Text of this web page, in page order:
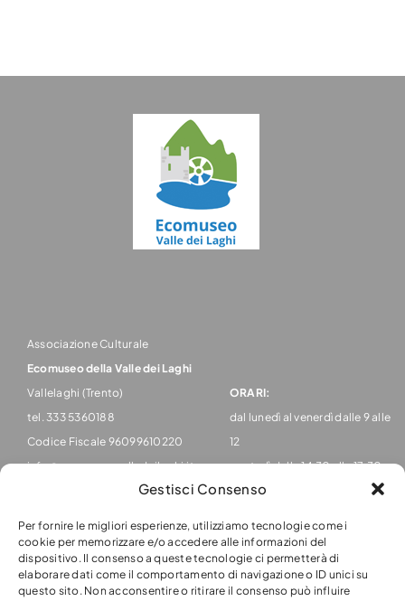
Gestisci Consenso
Per fornire le migliori esperienze, utilizziamo tecnologie come i
cookie per memorizzare e/o accedere alle informazioni del
dispositivo. Il consenso a queste tecnologie ci permetterà di
elaborare dati come il comportamento di navigazione o ID unici su
questo sito. Non acconsentire o ritirare il consenso può influire
Associazione Culturale
Ecomuseo della Valle dei Laghi
Vallelaghi (Trento)
tel. 333 5360188
Codice Fiscale 96099610220
info@ecomuseovalledeilaghi.it
ORARI:
dal lunedì al venerdì dalle 9 alle
12
martedì dalle 14,30 alle 17,30